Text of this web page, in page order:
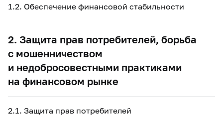
1.2. Обеспечение финансовой стабильности
2. Защита прав потребителей, борьба
с мошенничеством
и недобросовестными практиками
на финансовом рынке
2.1. Защита прав потребителей